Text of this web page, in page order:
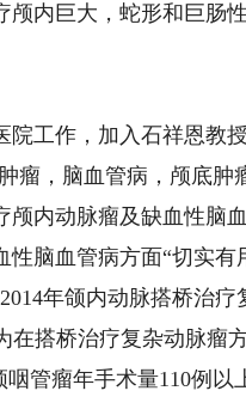
内巨大，蛇形和巨肠
工作，加入石祥恩教
瘤，脑血管病，颅底
内动脉瘤及缺血性脑
性脑血管病方面“切实
年颌内动脉搭桥治
在搭桥治疗复杂动脉瘤
管瘤年手术量110例